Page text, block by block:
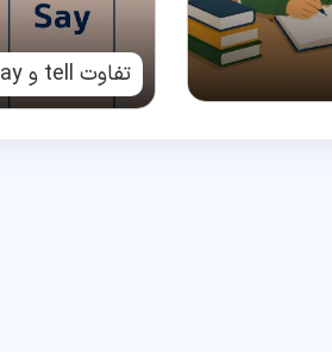
تفاوت tell و say چیست؟